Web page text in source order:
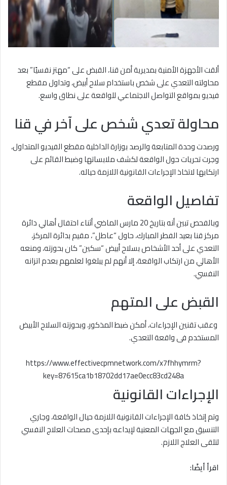
ألقت الأجهزة الأمنية بمديرية أمن قنا، القبض على “مهتز نفسيًا” بعد
محاولته التعدي على شخص باستخدام سلاح أبيض، وتداول مقطع
فيديو بمواقع التواصل الاجتماعي للواقعة على نطاق واسع.
محاولة تعدي شخص على آخر في قنا
ورصدت وحدة المتابعة والرصد بوزارة الداخلية مقطع الفيديو المتداول،
وجرت تحريات حول الواقعة لكشف ملابساتها وضبط القائم على
ارتكابها لاتخاذ الإجراءات القانونية اللازمة حياله.
تفاصيل الواقعة
وبالفحص تبين أنه بتاريخ 20 مارس الماضي أثناء احتفال أهالي دائرة
مركز قنا بعيد الفطر المبارك، حاول “عاطل”، مقيم بدائرة المركز،
التعدي على أحد الأشخاص بسلاح أبيض “سكين” كان بحوزته، ومنعه
الأهالي من ارتكاب الواقعة، إلا أنهم لم يبلغوا لعلمهم بعدم اتزانه
النفسي.
القبض على المتهم
وعقب تقنين الإجراءات، أمكن ضبط المذكور، وبحوزته السلاح الأبيض
المستخدم فى واقعة التعدي.
https://www.effectivecpmnetwork.com/x7fhhymrm?
key=87615ca1b18702dd17ae0ecc83cd248a
الإجراءات القانونية
وتم إتخاذ كافة الإجراءات القانونية اللازمة حيال الواقعة، وجاري
التنسيق مع الجهات المعنية لإيداعه بإحدى مصحات العلاج النفسي
لتلقى العلاج اللازم.
اقرأ أيضًا: